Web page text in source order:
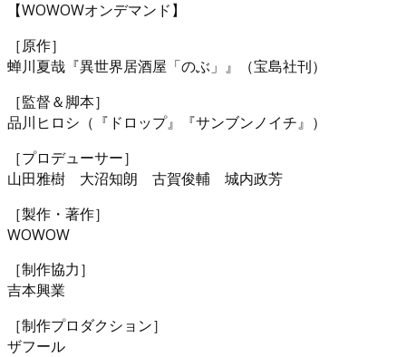
【WOWOWオンデマンド】
［原作］
蝉川夏哉『異世界居酒屋「のぶ」』（宝島社刊）
［監督＆脚本］
品川ヒロシ（『ドロップ』『サンブンノイチ』）
［プロデューサー］
山田雅樹 大沼知朗 古賀俊輔 城内政芳
［製作・著作］
WOWOW
［制作協力］
吉本興業
［制作プロダクション］
ザフール